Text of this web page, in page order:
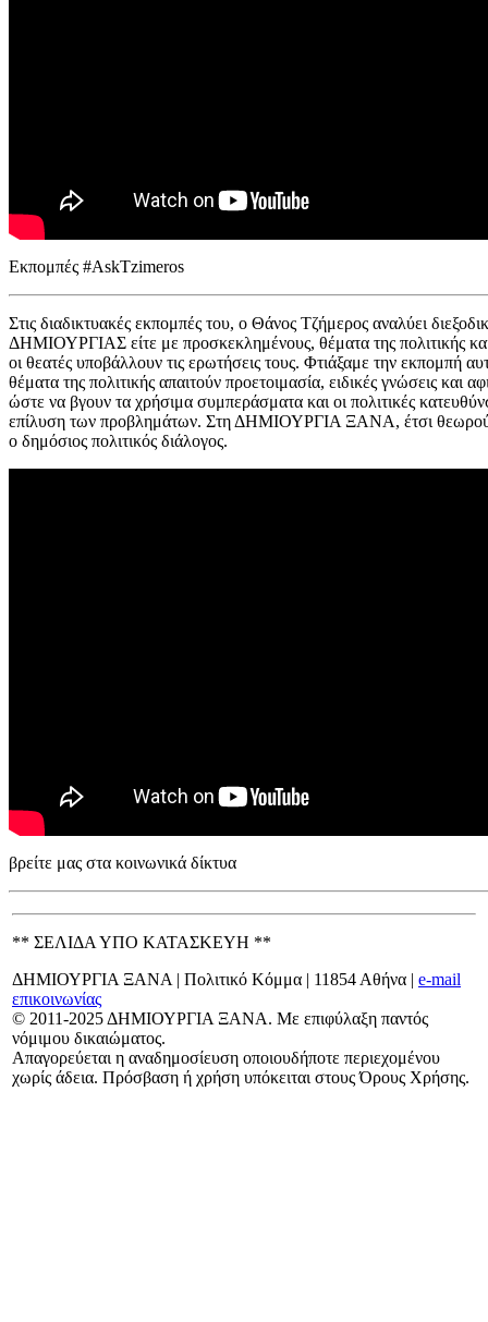
Εκπομπές #AskTzimeros
Στις διαδικτυακές εκπομπές του, ο Θάνος Τζήμερος αναλύει
ΔΗΜΙΟΥΡΓΙΑΣ είτε με προσκεκλημένους, θέματα της πολιτικής και
οι θεατές υποβάλλουν τις ερωτήσεις τους. Φτιάξαμε την εκπομπή
θέματα της πολιτικής απαιτούν προετοιμασία, ειδικές γνώσεις και
ώστε να βγουν τα χρήσιμα συμπεράσματα και οι πολιτικές
επίλυση των προβλημάτων. Στη ΔΗΜΙΟΥΡΓΙΑ ΞΑΝΑ, έτσι
ο δημόσιος πολιτικός διάλογος.
βρείτε μας στα κοινωνικά δίκτυα
** ΣΕΛΙΔΑ ΥΠΟ ΚΑΤΑΣΚΕΥΗ **
ΔΗΜΙΟΥΡΓΙΑ ΞΑΝΑ | Πολιτικό Κόμμα | 11854 Αθήνα | e-mail
επικοινωνίας
© 2011-2025 ΔΗΜΙΟΥΡΓΙΑ ΞΑΝΑ. Με επιφύλαξη παντός
νόμιμου δικαιώματος.
Απαγορεύεται η αναδημοσίευση οποιουδήποτε περιεχομένου
χωρίς άδεια. Πρόσβαση ή χρήση υπόκειται στους Όρους Χρήσης.